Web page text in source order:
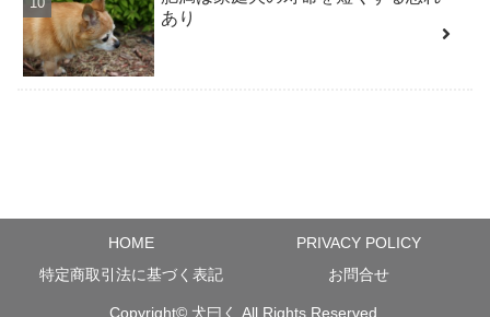
あり
HOME
PRIVACY POLICY
特定商取引法に基づく表記
お問合せ
Copyright© 犬曰く All Rights Reserved.